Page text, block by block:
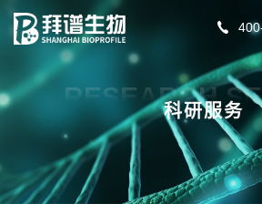
RESEARCH
科研服务